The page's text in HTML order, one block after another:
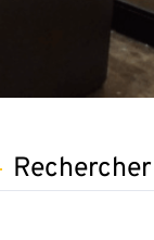
Rechercher